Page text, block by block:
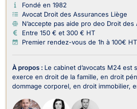
Fondé en 1982
Avocat Droit des Assurances Liège
N’accepte pas aide pro deo Droit des
Entre 150 € et 300 € HT
Premier rendez-vous de 1h à 100€ HT
À propos : Le cabinet d’avocats M24 est
exerce en droit de la famille, en droit
dommage corporel, en droit immobilier,
commercial-concurrence, en droit